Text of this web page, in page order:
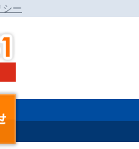
シー